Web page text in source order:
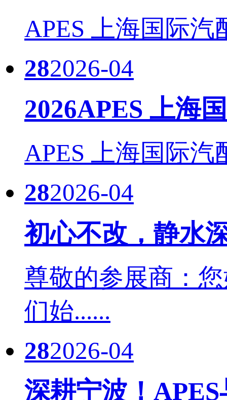
APES 上海国际
282026-04
2026APES 上海
APES 上海国际
282026-04
初心不改，静水
尊敬的参展商：
们始......
282026-04
深耕宁波！